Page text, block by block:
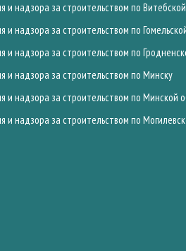
надзора за строительством по
надзора за строительством по
надзора за строительством по
и надзора за строительством по Минску
и надзора за строительством по Минской
надзора за строительством по